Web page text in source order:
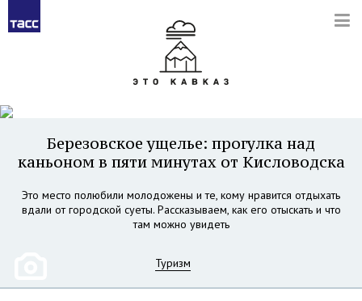
Березовское ущелье: прогулка над
каньоном в пяти минутах от Кисловодска
Это место полюбили молодожены и те, кому нравится отдыхать
вдали от городской суеты. Рассказываем, как его отыскать и что
там можно увидеть
Туризм